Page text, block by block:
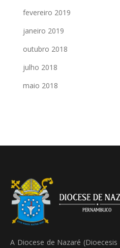
fevereiro 2019
janeiro 2019
outubro 2018
julho 2018
maio 2018
A Diocese de Nazaré